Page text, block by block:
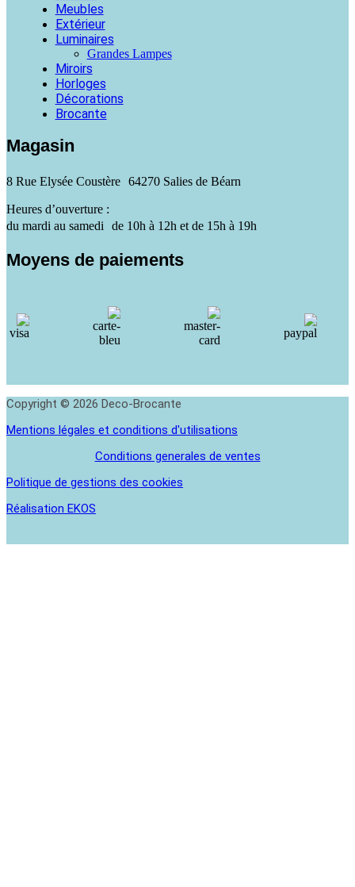
Meubles
Extérieur
Luminaires
Grandes Lampes
Miroirs
Horloges
Décorations
Brocante
Magasin
8 Rue Elysée Coustère 64270 Salies de Béarn
Heures d’ouverture :
du mardi au samedi de 10h à 12h et de 15h à 19h
Moyens de paiements
Copyright © 2026 Deco-Brocante
Mentions légales et conditions d'utilisations
Conditions generales de ventes
Politique de gestions des cookies
Réalisation EKOS